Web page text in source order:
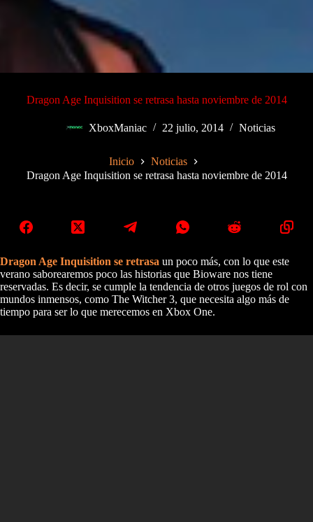
Dragon Age Inquisition se retrasa hasta noviembre de 2014
XboxManiac 22 julio, 2014 Noticias
Inicio
Noticias
Dragon Age Inquisition se retrasa hasta noviembre de 2014
Dragon Age Inquisition se retrasa un poco más, con lo que este
verano saborearemos poco las historias que Bioware nos tiene
reservadas. Es decir, se cumple la tendencia de otros juegos de rol con
mundos inmensos, como The Witcher 3, que necesita algo más de
tiempo para ser lo que merecemos en Xbox One.